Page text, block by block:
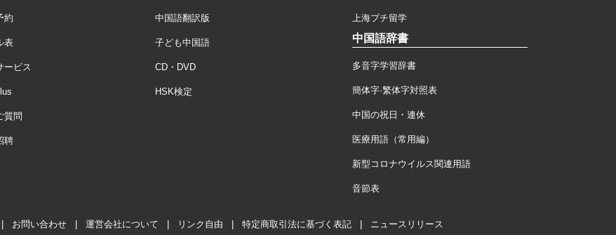
約
表
ービス
質問
聘
中国語翻訳版
子ども中国語
CD・DVD
HSK検定
上海プチ留学
中国語辞書
多音字学習辞書
簡体字·繁体字対照表
中国の祝日・連休
医療用語（常用編）
新型コロナウイルス関連用語
音節表
お問い合わせ 運営会社について リンク自由 特定商取引法に基づく表記 ニュースリリース